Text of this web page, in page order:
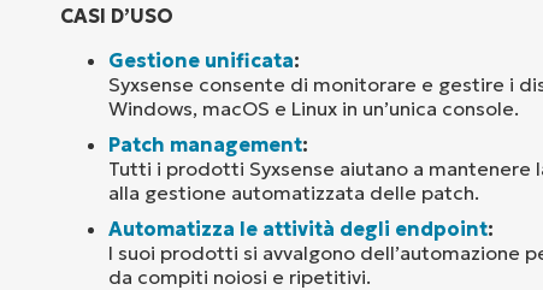
CASI D’USO
Gestione unificata:
Syxsense consente di monitorare e gestire i
Windows, macOS e Linux in un’unica console.
Patch management:
Tutti i prodotti Syxsense aiutano a mantenere
alla gestione automatizzata delle patch.
Automatizza le attività degli endpoint:
I suoi prodotti si avvalgono dell’automazione
da compiti noiosi e ripetitivi.